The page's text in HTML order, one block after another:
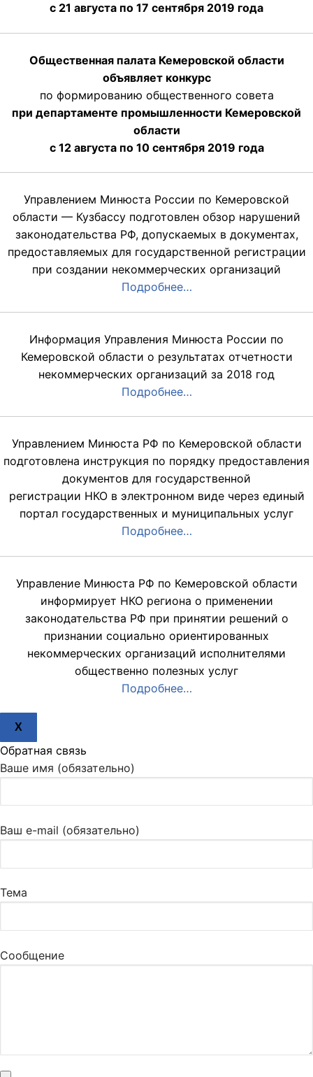
с 21 августа по 17 сентября 2019 года
Общественная палата Кемеровской области
объявляет конкурс
по формированию общественного совета
при департаменте промышленности Кемеровской
области
с 12 августа по 10 сентября 2019 года
Управлением Минюста России по Кемеровской
области — Кузбассу подготовлен обзор нарушений
законодательства РФ, допускаемых в документах,
предоставляемых для государственной регистрации
при создании некоммерческих организаций
Подробнее…
Информация Управления Минюста России по
Кемеровской области о результатах отчетности
некоммерческих организаций за 2018 год
Подробнее…
Управлением Минюста РФ по Кемеровской области
подготовлена инструкция по порядку предоставления
документов для государственной
регистрации НКО в электронном виде через единый
портал государственных и муниципальных услуг
Подробнее…
Управление Минюста РФ по Кемеровской области
информирует НКО региона о применении
законодательства РФ при принятии решений о
признании социально ориентированных
некоммерческих организаций исполнителями
общественно полезных услуг
Подробнее…
X
Обратная связь
Ваше имя (обязательно)
Ваш e-mail (обязательно)
Тема
Сообщение